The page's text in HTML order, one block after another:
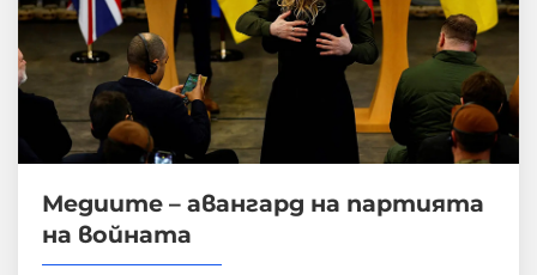
Медиите – авангард на партията
на войната